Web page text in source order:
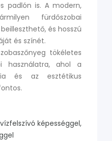
padlón is. A modern,
fürdőszobai
és hosszú
és színét.
tökéletes
használatra, ahol a
és az esztétikus
képességgel,